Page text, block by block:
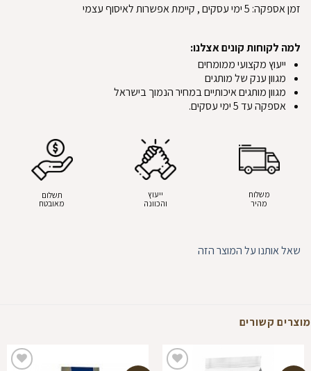
זמן אספקה: 5ימי עסקים, קיימת אפשרות לאיסוף עצמי
למה לקוחות קונים אצלנו:
ייעוץ מקצועי ממומחים
מגוון ענק של מותגים
מגוון מותגים איכותיים במחיר הנמוך בישראל
אספקה עד 5 ימי עסקים.
משלוח
מהיר
ייעוץ
והכוונה
תשלום
מאובטח
שאל אותנו על המוצר הזה
מוצרים קשורים